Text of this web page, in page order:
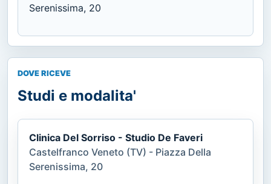
Serenissima, 20
DOVE RICEVE
Studi e modalita'
Clinica Del Sorriso - Studio De Faveri
Castelfranco Veneto (TV) - Piazza Della
Serenissima, 20